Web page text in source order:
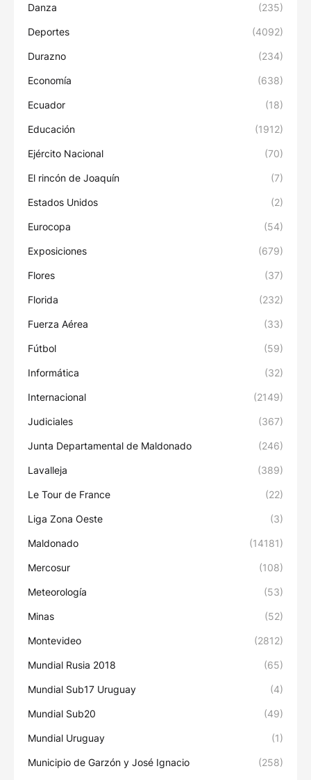
Danza (235)
Deportes (4092)
Durazno (234)
Economía (638)
Ecuador (18)
Educación (1912)
Ejército Nacional (70)
El rincón de Joaquín (7)
Estados Unidos (2)
Eurocopa (54)
Exposiciones (679)
Flores (37)
Florida (232)
Fuerza Aérea (33)
Fútbol (59)
Informática (32)
Internacional (2149)
Judiciales (367)
Junta Departamental de Maldonado (246)
Lavalleja (389)
Le Tour de France (22)
Liga Zona Oeste (3)
Maldonado (14181)
Mercosur (108)
Meteorología (53)
Minas (52)
Montevideo (2812)
Mundial Rusia 2018 (65)
Mundial Sub17 Uruguay (4)
Mundial Sub20 (49)
Mundial Uruguay (1)
Municipio de Garzón y José Ignacio (258)